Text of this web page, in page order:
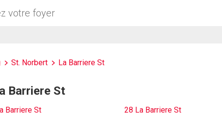
St. Norbert La Barriere St
Barriere St
Barriere St 28 La Barriere St